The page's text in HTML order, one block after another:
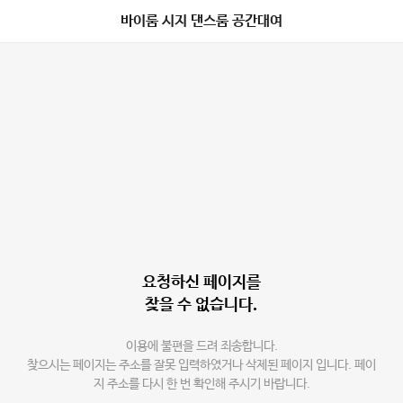
바이룸 시지 댄스룸 공간대여
요청하신 페이지를
찾을 수 없습니다.
이용에 불편을 드려 죄송합니다.
찾으시는 페이지는 주소를 잘못 입력하였거나 삭제된 페이지 입니다. 페이
지 주소를 다시 한 번 확인해 주시기 바랍니다.